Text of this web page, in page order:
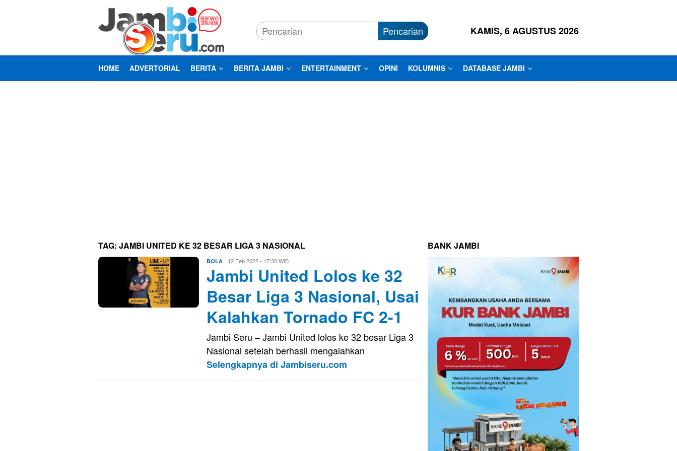
Pencarian KAMIS, 6 AGUSTUS 2026
HOME ADVERTORIAL BERITA BERITA JAMBI ENTERTAINMENT OPINI KOLUMNIS DATABASE JAMBI
TAG: JAMBI UNITED KE 32 BESAR LIGA 3 NASIONAL
BOLA Eri
Saputra
12 Feb 2022 - 17:30 WIB
Jambi United Lolos ke 32
Besar Liga 3 Nasional, Usai
Kalahkan Tornado FC 2-1
Jambi Seru – Jambi United lolos ke 32 besar Liga 3
Nasional setelah berhasil mengalahkan
Selengkapnya di Jambiseru.com
BANK JAMBI